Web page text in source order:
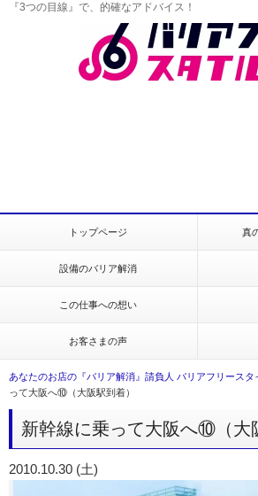
『3つの目線』で、的確なアドバイス！
トップページ 真
設備のバリア解消
この仕事への想い
お客さまの声
あなたのお店の『バリア解消』請負人 バリアフリースタ
って大阪へ⑩（大阪駅到着）
新幹線に乗って大阪へ⑩（大
2010.10.30 (土)